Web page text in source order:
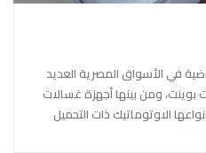
في الأسواق المصرية العديد
بوينت، ومن بينها أجهزة غسالات
الاوتوماتيك ذات التحميل